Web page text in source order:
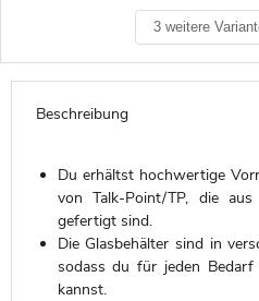
3 weitere
Beschreibung
Du erhältst hochwertige
von Talk-Point/TP, die aus
gefertigt sind.
Die Glasbehälter sind in
sodass du für jeden
kannst.